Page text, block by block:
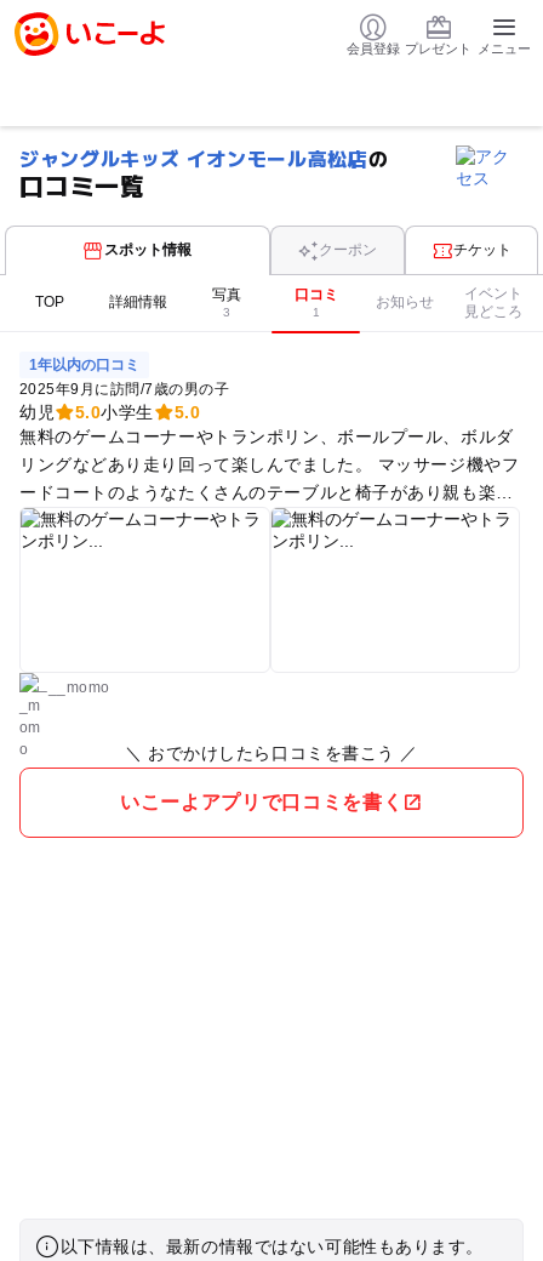
会員登録 プレゼント メニュー
ジャングルキッズ イオンモール高松店の
口コミ一覧
スポット情報 クーポン チケット
TOP 詳細情報 写真
3
口コミ
1
お知らせ
イベント
見どころ
1年以内の口コミ
2025年9月に訪問/7歳の男の子
幼児 5.0小学生
5.0
無料のゲームコーナーやトランポリン、ボールプール、ボルダ
リングなどあり走り回って楽しんでました。 マッサージ機やフ
ードコートのようなたくさんのテーブルと椅子があり親も楽で
した。 持ち込み自由なのと無料のロッカーがあるのも良かった
です。 土曜日に行きましたが人はそれほど多くなかった印象で
__momo
＼ おでかけしたら口コミを書こう ／
いこーよアプリで口コミを書く
以下情報は、最新の情報ではない可能性もあります。